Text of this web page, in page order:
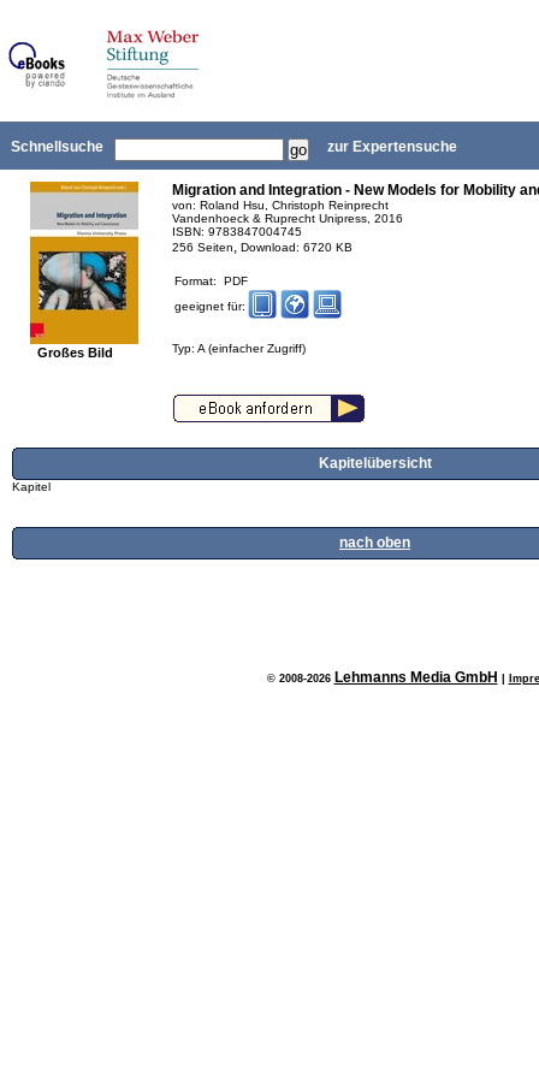
Schnellsuche zur Expertensuche
Großes Bild
Migration and Integration - New Models for Mobility
von: Roland Hsu, Christoph Reinprecht
Vandenhoeck & Ruprecht Unipress, 2016
ISBN: 9783847004745
256 Seiten, Download: 6720 KB
Format: PDF
geeignet für:
Typ: A (einfacher Zugriff)
Kapitelübersicht
Kapitel
nach oben
© 2008-2026 Lehmanns Media GmbH